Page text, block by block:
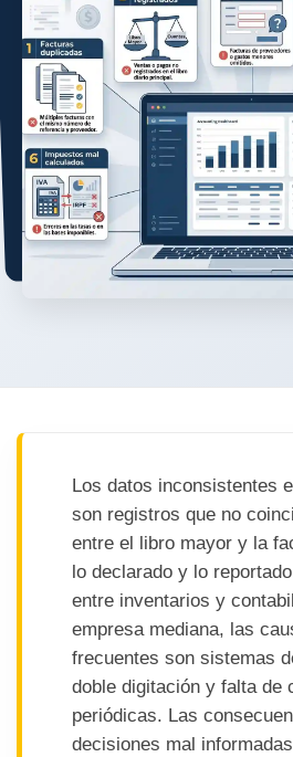
Los datos inconsistentes
son registros que no
entre el libro mayor y la
lo declarado y lo
entre inventarios y
empresa mediana, las
frecuentes son sistemas
doble digitación y falta de
periódicas. Las
decisiones mal